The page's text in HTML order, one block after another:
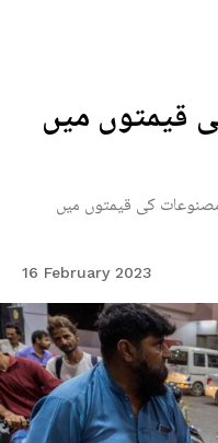
قیمتوں میں
کی قیمتوں میں
16 February 2023